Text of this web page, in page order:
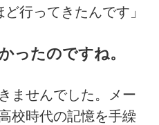
行ってきたんです」
たのですね。
ませんでした。メー
校時代の記憶を手繰